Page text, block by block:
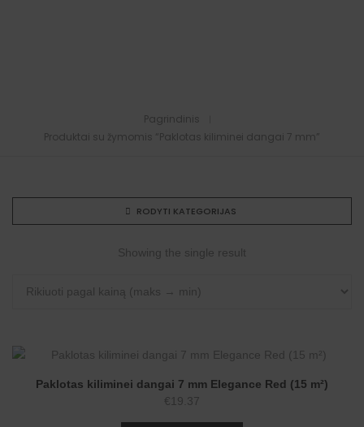
Pagrindinis
Produktai su žymomis “Paklotas kiliminei dangai 7 mm”
RODYTI KATEGORIJAS
Showing the single result
Paklotas kiliminei dangai 7 mm Elegance Red (15 m²)
€ 19.37